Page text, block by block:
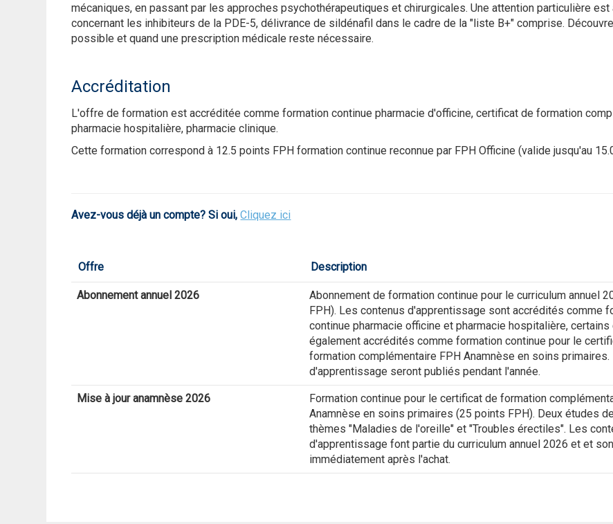
mécaniques, en passant par les approches psychothérapeutiques et chirurgicales. Une attention particulière
concernant les inhibiteurs de la PDE-5, délivrance de sildénafil dans le cadre de la "liste B+" comprise.
possible et quand une prescription médicale reste nécessaire.
Accréditation
L'offre de formation est accréditée comme formation continue pharmacie d'officine, certificat de formation
pharmacie hospitalière, pharmacie clinique.
Cette formation correspond à 12.5 points FPH formation continue reconnue par FPH Officine (valide jusqu'au
Avez-vous déjà un compte? Si oui,Cliquez ici
Offre Description
Abonnement annuel 2026
Abonnement de formation continue pour le curriculum annuel
FPH). Les contenus d'apprentissage sont accrédités comme
continue pharmacie officine et pharmacie hospitalière,
également accrédités comme formation continue pour le
formation complémentaire FPH Anamnèse en soins
d'apprentissage seront publiés pendant l'année.
Mise à jour anamnèse 2026
Formation continue pour le certificat de formation
Anamnèse en soins primaires (25 points FPH). Deux études
thèmes "Maladies de l'oreille" et "Troubles érectiles". Les
d'apprentissage font partie du curriculum annuel 2026 et et
immédiatement après l'achat.